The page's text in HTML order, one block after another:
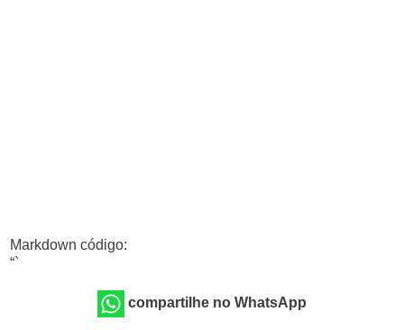
Markdown código:
“`
compartilhe no WhatsApp